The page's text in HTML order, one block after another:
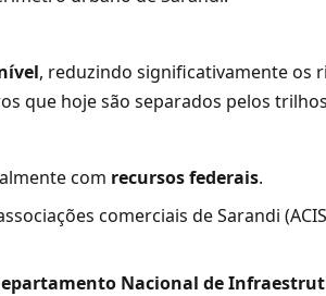
, reduzindo significativamente os
que hoje são separados pelos
com recursos federais.
comerciais de Sarandi
Nacional de